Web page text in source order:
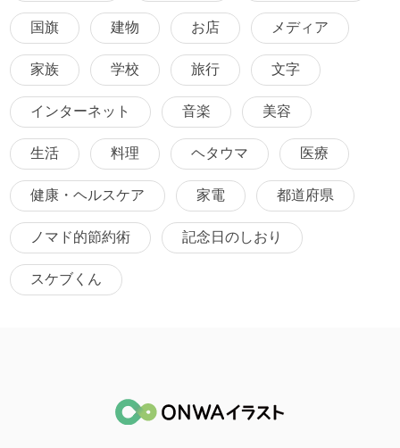
国旗 建物 お店 メディア
家族 学校 旅行 文字
インターネット 音楽 美容
生活 料理 ヘタウマ 医療
健康・ヘルスケア 家電 都道府県
ノマド的節約術 記念日のしおり
スケブくん